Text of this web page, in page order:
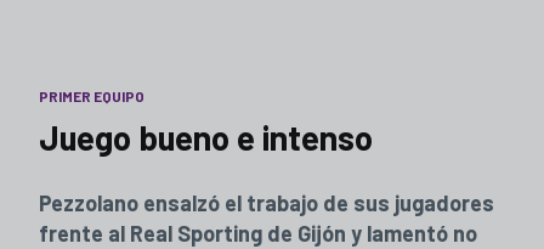
PRIMER EQUIPO
Juego bueno e intenso
Pezzolano ensalzó el trabajo de sus jugadores
frente al Real Sporting de Gijón y lamentó no